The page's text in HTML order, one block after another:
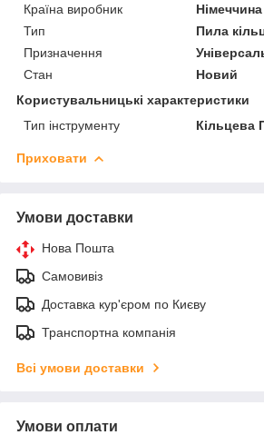
Країна виробник
Німеччина
Тип
Пила
Призначення
Стан
Новий
Користувальницькі характеристики
Тип інструменту
Кільцева
Приховати
Умови доставки
Нова Пошта
Самовивіз
Доставка кур'єром по Києву
Транспортна компанія
Всі умови доставки
Умови оплати